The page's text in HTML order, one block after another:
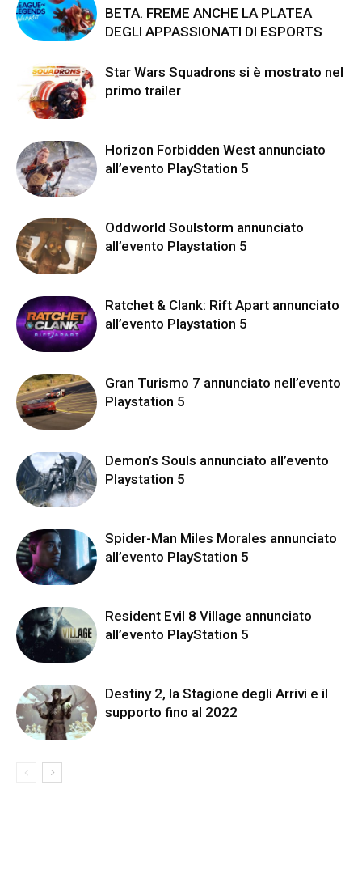
BETA. FREME ANCHE LA PLATEA
DEGLI APPASSIONATI DI ESPORTS
Star Wars Squadrons si è mostrato nel
primo trailer
Horizon Forbidden West annunciato
all’evento PlayStation 5
Oddworld Soulstorm annunciato
all’evento Playstation 5
Ratchet & Clank: Rift Apart annunciato
all’evento Playstation 5
Gran Turismo 7 annunciato nell’evento
Playstation 5
Demon’s Souls annunciato all’evento
Playstation 5
Spider-Man Miles Morales annunciato
all’evento PlayStation 5
Resident Evil 8 Village annunciato
all’evento PlayStation 5
Destiny 2, la Stagione degli Arrivi e il
supporto fino al 2022